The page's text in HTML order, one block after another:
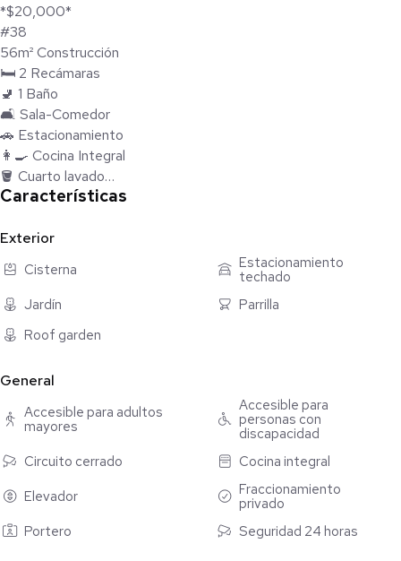
*$20,000*
#38
56m² Construcción
🛏️ 2 Recámaras
🚽 1 Baño
🛋️ Sala-Comedor
🚗 Estacionamiento
👩‍🍳 Cocina Integral
🪣 Cuarto lavado
Más 🧰 Mnto $2,303
*Amenidades:*
🌳 Áreas verdes
🛍️ Zonas comerciales
🛒 Súper mercado
#petfrendly #abyjimenez
*DISPONIBILIDAD INMEDIATA*
Envía un mensaje a Aby Jiménez por WhatsApp.
Características
Exterior
Cisterna
Estacionamiento
techado
Jardín
Parrilla
Roof garden
General
Accesible para adultos
mayores
Accesible para
personas con
discapacidad
Circuito cerrado
Cocina integral
Elevador
Fraccionamiento
privado
Portero
Seguridad 24 horas